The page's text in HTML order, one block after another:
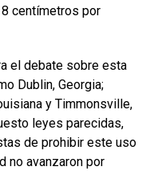
8 centímetros por
el debate sobre esta
Dublin, Georgia;
y Timmonsville,
leyes parecidas,
de prohibir este uso
no avanzaron por